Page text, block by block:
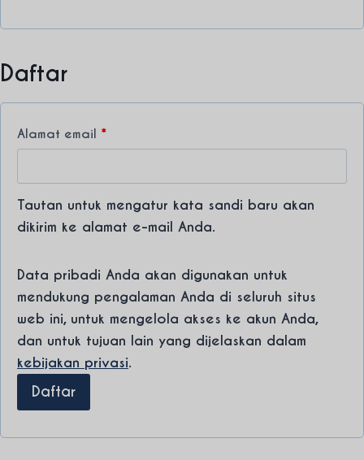
Daftar
Alamat email *W
i
Tautan untuk mengatur kata sandi baru akan
dikirim ke alamat e-mail Anda.
Data pribadi Anda akan digunakan untuk
mendukung pengalaman Anda di seluruh situs
web ini, untuk mengelola akses ke akun Anda,
dan untuk tujuan lain yang dijelaskan dalam
kebijakan privasi.
Daftar